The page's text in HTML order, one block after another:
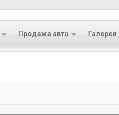
Продажа авто Галерея